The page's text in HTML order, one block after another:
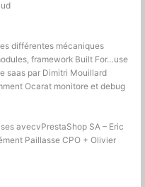
différentes mécaniques
framework Built For…use
saas par Dimitri Mouillard
Ocarat monitore et debug
avecvPrestaShop SA – Eric
Paillasse CPO + Olivier